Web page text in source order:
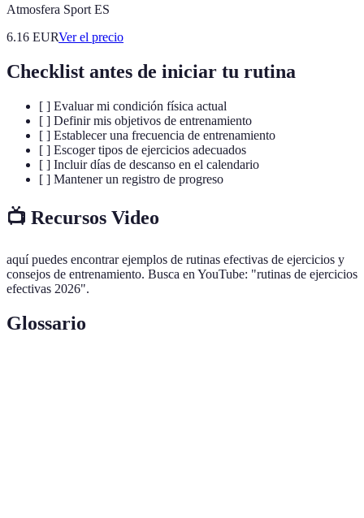
Atmosfera Sport ES
6.16 EURVer el precio
Checklist antes de iniciar tu rutina
[ ] Evaluar mi condición física actual
[ ] Definir mis objetivos de entrenamiento
[ ] Establecer una frecuencia de entrenamiento
[ ] Escoger tipos de ejercicios adecuados
[ ] Incluir días de descanso en el calendario
[ ] Mantener un registro de progreso
📺 Recursos Video
aquí puedes encontrar ejemplos de rutinas efectivas de ejercicios y
consejos de entrenamiento. Busca en YouTube: "rutinas de ejercicios
efectivas 2026".
Glossario